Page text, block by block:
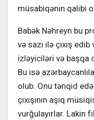
müsabiqənin qalibi
Babək Nəhreyn bu
və sazı ilə çıxış
izləyiciləri və başqa
Bu isə
olub. Onu tənqid
çıxışının aşıq
vurğulayırlar. Lakin